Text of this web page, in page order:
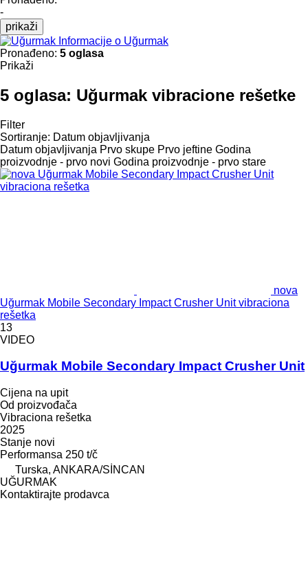
-
prikaži
Informacije o Uğurmak
Pronađeno: 5 oglasa
Prikaži
5 oglasa: Uğurmak vibracione rešetke
Filter
Sortiranje: Datum objavljivanja
Datum objavljivanja Prvo skupe Prvo jeftine Godina
proizvodnje - prvo novi Godina proizvodnje - prvo stare
nova
Uğurmak Mobile Secondary Impact Crusher Unit vibraciona
rešetka
13
VIDEO
Uğurmak Mobile Secondary Impact Crusher Unit
Cijena na upit
Od proizvođača
Vibraciona rešetka
2025
Stanje novi
Performansa 250 t/č
Turska, ANKARA/SİNCAN
UĞURMAK
Kontaktirajte prodavca